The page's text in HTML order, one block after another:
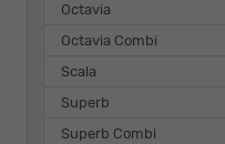
Octavia
Octavia Combi
Scala
Superb
Superb Combi